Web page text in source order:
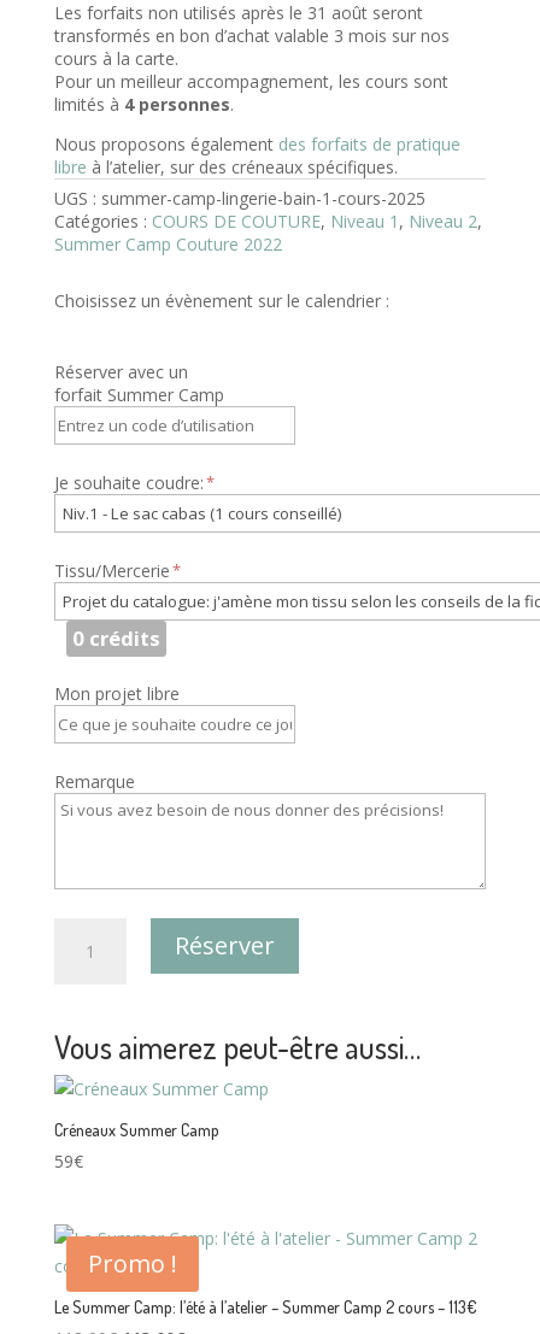
Les forfaits non utilisés après le 31 août seront
transformés en bon d’achat valable 3 mois sur nos
cours à la carte.
Pour un meilleur accompagnement, les cours sont
limités à 4 personnes.
Nous proposons également des forfaits de pratique
libre à l’atelier, sur des créneaux spécifiques.
UGS : summer-camp-lingerie-bain-1-cours-2025
Catégories : COURS DE COUTURE, Niveau 1 , Niveau 2,
Summer Camp Couture 2022
Choisissez un évènement sur le calendrier :
Réserver avec un
forfait Summer Camp
Je souhaite coudre:
Tissu/Mercerie
0 crédits
Mon projet libre
Remarque
spécial
lingerie/bain
Réserver
Vous aimerez peut-être aussi…
Créneaux Summer Camp
59€
Promo !
Le Summer Camp: l’été à l’atelier – Summer Camp 2 cours – 113€